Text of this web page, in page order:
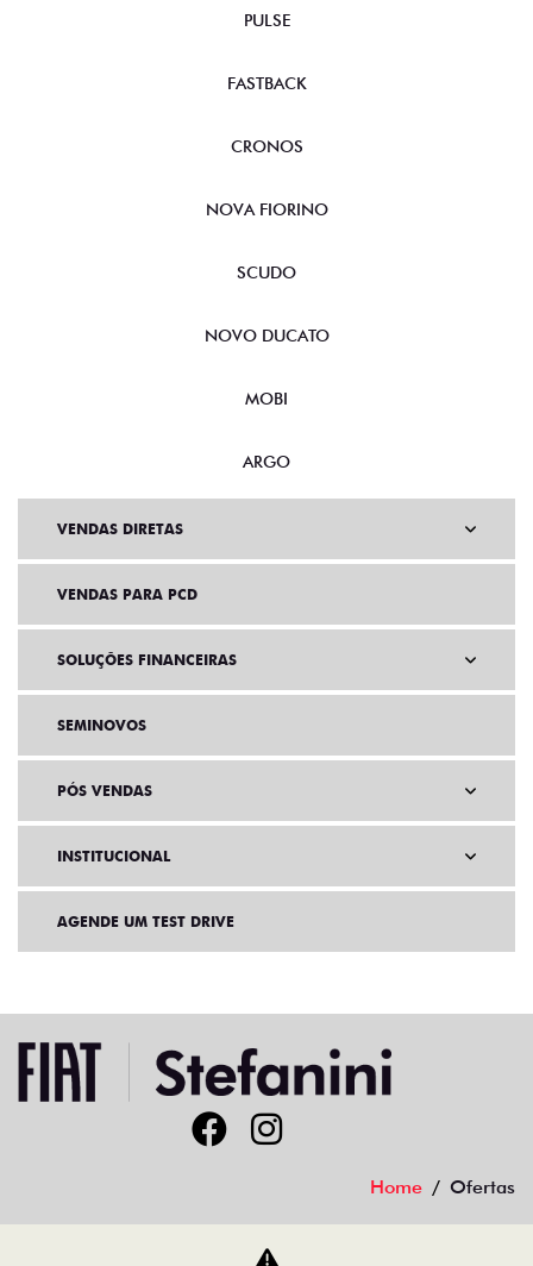
PULSE
FASTBACK
CRONOS
NOVA FIORINO
SCUDO
NOVO DUCATO
MOBI
ARGO
VENDAS DIRETAS
VENDAS PARA PCD
SOLUÇÕES FINANCEIRAS
SEMINOVOS
PÓS VENDAS
INSTITUCIONAL
AGENDE UM TEST DRIVE
Home Ofertas
Desacelere. Seu bem maior é a vida.